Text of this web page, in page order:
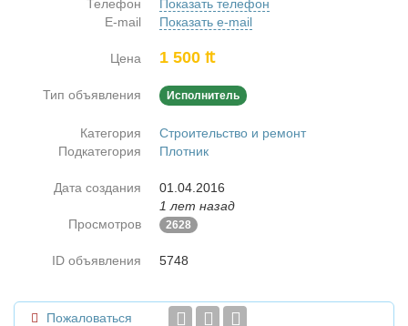
Телефон
Показать телефон
E-mail
Показать e-mail
Цена 1 500 ₶
Тип объявления Исполнитель
Категория
Строительство и ремонт
Подкатегория
Плотник
Дата создания
01.04.2016
1 лет назад
Просмотров
2628
ID объявления 5748
Пожаловаться